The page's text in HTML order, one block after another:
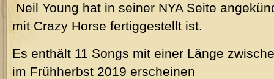
Neil Young hat in seiner NYA Seite
mit Crazy Horse fertiggestellt ist.
Es enthält 11 Songs mit einer Länge
im Frühherbst 2019 erscheinen